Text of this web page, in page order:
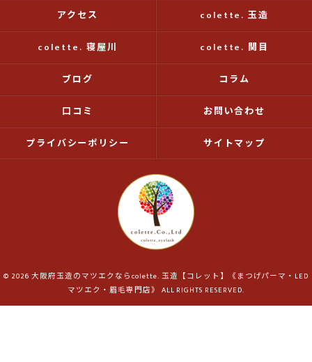
アクセス colette. 玉造
colette. 寝屋川 colette. 関目
ブログ コラム
口コミ お問い合わせ
プライバシーポリシー サイトマップ
© 2026 大阪府玉造のマツエクならcolette. 玉造【コレット】《まつげパーマ・LED
マツエク・眉毛専門店》 ALL RIGHTS RESERVED.